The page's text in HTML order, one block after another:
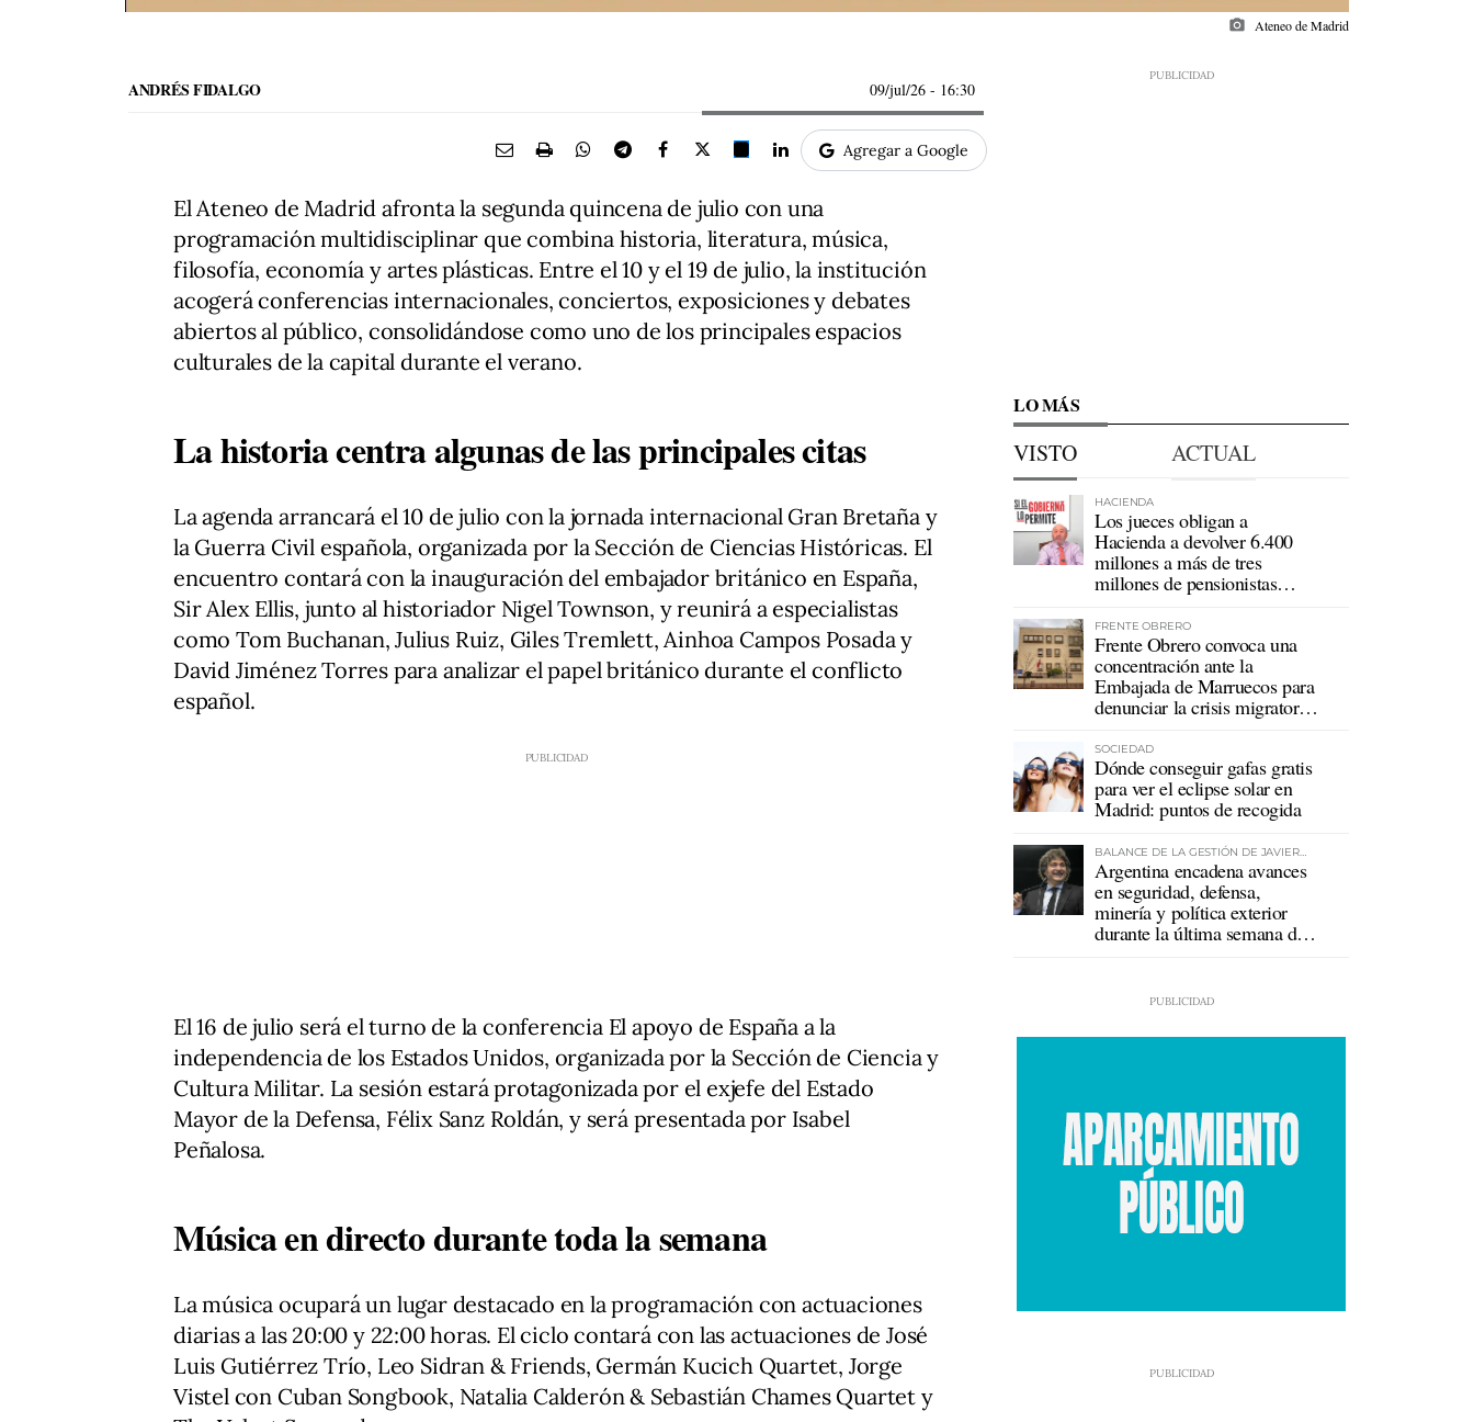
photo_camera Ateneo de Madrid
ANDRÉS FIDALGO 09/jul/26 - 16:30
Agregar a Google
El Ateneo de Madrid afronta la segunda quincena de julio con una
programación multidisciplinar que combina historia, literatura, música,
filosofía, economía y artes plásticas. Entre el 10 y el 19 de julio, la institución
acogerá conferencias internacionales, conciertos, exposiciones y debates
abiertos al público, consolidándose como uno de los principales espacios
culturales de la capital durante el verano.
La historia centra algunas de las principales citas
La agenda arrancará el 10 de julio con la jornada internacional Gran Bretaña y
la Guerra Civil española, organizada por la Sección de Ciencias Históricas. El
encuentro contará con la inauguración del embajador británico en España,
Sir Alex Ellis, junto al historiador Nigel Townson, y reunirá a especialistas
como Tom Buchanan, Julius Ruiz, Giles Tremlett, Ainhoa Campos Posada y
David Jiménez Torres para analizar el papel británico durante el conflicto
español.
El 16 de julio será el turno de la conferencia El apoyo de España a la
independencia de los Estados Unidos, organizada por la Sección de Ciencia y
Cultura Militar. La sesión estará protagonizada por el exjefe del Estado
Mayor de la Defensa, Félix Sanz Roldán, y será presentada por Isabel
Peñalosa.
Música en directo durante toda la semana
La música ocupará un lugar destacado en la programación con actuaciones
diarias a las 20:00 y 22:00 horas. El ciclo contará con las actuaciones de José
Luis Gutiérrez Trío, Leo Sidran & Friends, Germán Kucich Quartet, Jorge
Vistel con Cuban Songbook, Natalia Calderón & Sebastián Chames Quartet y
LO MÁS
VISTO ACTUAL
HACIENDA
Los jueces obligan a
Hacienda a devolver 6.400
millones a más de tres
millones de pensionistas
FRENTE OBRERO
Frente Obrero convoca una
concentración ante la
Embajada de Marruecos para
denunciar la crisis migratoria
SOCIEDAD
Dónde conseguir gafas gratis
para ver el eclipse solar en
Madrid: puntos de recogida
BALANCE DE LA GESTIÓN DE JAVIER
MILEI
Argentina encadena avances
en seguridad, defensa,
minería y política exterior
durante la última semana de